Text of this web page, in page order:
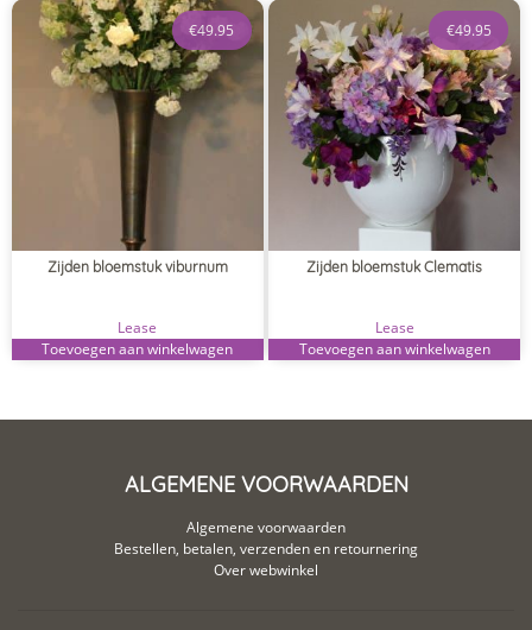
Zijden bloemstuk viburnum
€49.95
Lease
Toevoegen aan winkelwagen
Zijden bloemstuk Clematis
€49.95
Lease
Toevoegen aan winkelwagen
ALGEMENE VOORWAARDEN
Algemene voorwaarden
Bestellen, betalen, verzenden en retournering
Over webwinkel